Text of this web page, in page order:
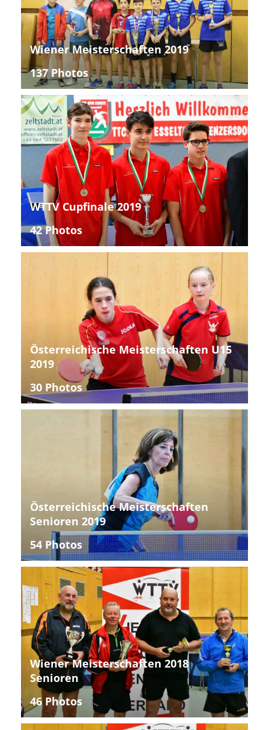
Wiener Meisterschaften 2019
137 Photos
WTTV Cupfinale 2019
42 Photos
Österreichische Meisterschaften U15
2019
30 Photos
Österreichische Meisterschaften
Senioren 2019
54 Photos
Wiener Meisterschaften 2018
Senioren
46 Photos